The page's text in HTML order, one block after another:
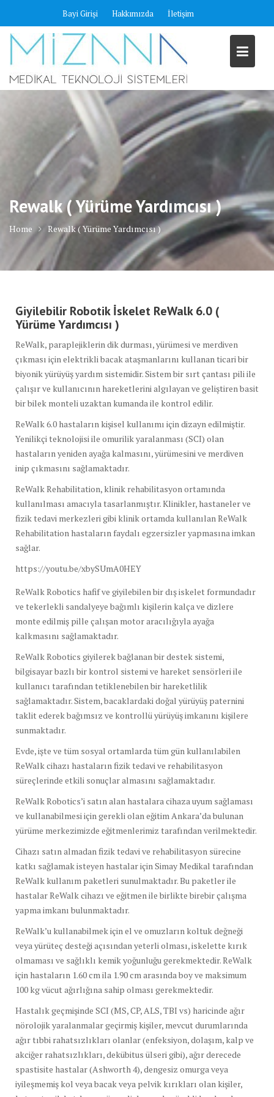
content
Bayi Girişi Hakkımızda İletişim
Rewalk ( Yürüme Yardımcısı )
Home Rewalk ( Yürüme Yardımcısı )
Giyilebilir Robotik İskelet ReWalk 6.0 (
Yürüme Yardımcısı )
ReWalk, paraplejiklerin dik durması, yürümesi ve merdiven
çıkması için elektrikli bacak ataşmanlarını kullanan ticari bir
biyonik yürüyüş yardım sistemidir. Sistem bir sırt çantası pili ile
çalışır ve kullanıcının hareketlerini algılayan ve geliştiren basit
bir bilek monteli uzaktan kumanda ile kontrol edilir.
ReWalk 6.0 hastaların kişisel kullanımı için dizayn edilmiştir.
Yenilikçi teknolojisi ile omurilik yaralanması (SCI) olan
hastaların yeniden ayağa kalmasını, yürümesini ve merdiven
inip çıkmasını sağlamaktadır.
ReWalk Rehabilitation, klinik rehabilitasyon ortamında
kullanılması amacıyla tasarlanmıştır. Klinikler, hastaneler ve
fizik tedavi merkezleri gibi klinik ortamda kullanılan ReWalk
Rehabilitation hastaların faydalı egzersizler yapmasına imkan
sağlar.
https://youtu.be/xbySUmA0HEY
ReWalk Robotics hafif ve giyilebilen bir dış iskelet formundadır
ve tekerlekli sandalyeye bağımlı kişilerin kalça ve dizlere
monte edilmiş pille çalışan motor aracılığıyla ayağa
kalkmasını sağlamaktadır.
ReWalk Robotics giyilerek bağlanan bir destek sistemi,
bilgisayar bazlı bir kontrol sistemi ve hareket sensörleri ile
kullanıcı tarafından tetiklenebilen bir hareketlilik
sağlamaktadır. Sistem, bacaklardaki doğal yürüyüş paternini
taklit ederek bağımsız ve kontrollü yürüyüş imkanını kişilere
sunmaktadır.
Evde, işte ve tüm sosyal ortamlarda tüm gün kullanılabilen
ReWalk cihazı hastaların fizik tedavi ve rehabilitasyon
süreçlerinde etkili sonuçlar almasını sağlamaktadır.
ReWalk Robotics’i satın alan hastalara cihaza uyum sağlaması
ve kullanabilmesi için gerekli olan eğitim Ankara’da bulunan
yürüme merkezimizde eğitmenlerimiz tarafından verilmektedir.
Cihazı satın almadan fizik tedavi ve rehabilitasyon sürecine
katkı sağlamak isteyen hastalar için Simay Medikal tarafından
ReWalk kullanım paketleri sunulmaktadır. Bu paketler ile
hastalar ReWalk cihazı ve eğitmen ile birlikte birebir çalışma
yapma imkanı bulunmaktadır.
ReWalk’u kullanabilmek için el ve omuzların koltuk değneği
veya yürüteç desteği açısından yeterli olması, iskelette kırık
olmaması ve sağlıklı kemik yoğunluğu gerekmektedir. ReWalk
için hastaların 1.60 cm ila 1.90 cm arasında boy ve maksimum
100 kg vücut ağırlığına sahip olması gerekmektedir.
Hastalık geçmişinde SCI (MS, CP, ALS, TBI vs) haricinde ağır
nörolojik yaralanmalar geçirmiş kişiler, mevcut durumlarında
ağır tıbbi rahatsızlıkları olanlar (enfeksiyon, dolaşım, kalp ve
akciğer rahatsızlıkları, dekübitus ülseri gibi), ağır derecede
spastisite hastalar (Ashworth 4), dengesiz omurga veya
iyileşmemiş kol veya bacak veya pelvik kırıkları olan kişiler,